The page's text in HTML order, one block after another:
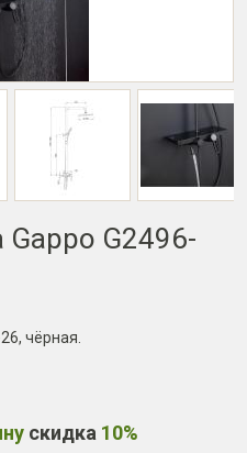
G2496-
чёрная.
скидка 10%